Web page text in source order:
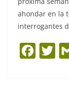
ahondar en la
interrogantes
F T